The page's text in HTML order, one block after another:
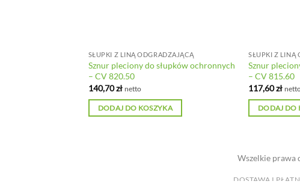
SŁUPKI Z LINĄ ODGRADZAJĄCĄ
Sznur pleciony do słupków ochronnych
– CV 820.50
140,70zł netto
DODAJ DO KOSZYKA
SŁUPKI Z LINĄ
Sznur
– CV 815.60
117,60zł
DODAJ DO
Wszelkie prawa
DOSTAWA I